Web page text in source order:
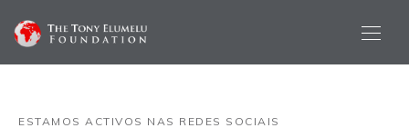
ESTAMOS ACTIVOS NAS REDES SOCIAIS